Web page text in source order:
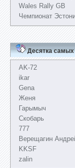
Wales Rally GB
Чемпионат
Десятка самых
AK-72
ikar
Gena
Женя
Гарымыч
Скобарь
777
Верещагин
KKSF
zalin